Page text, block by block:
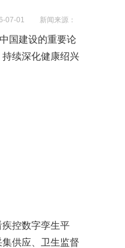
07-01 新闻来源：
国建设的重要论
续深化健康绍兴
控数字孪生平
供应、卫生监督